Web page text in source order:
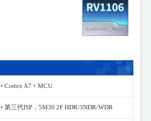
• Cortex A7 + MCU
• 第三代ISP，5M30 2F HDR/3NDR/WDR